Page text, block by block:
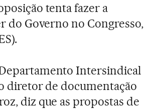
tenta fazer a
do Governo no Congresso,
Intersindical
diretor de documentação
diz que as propostas de